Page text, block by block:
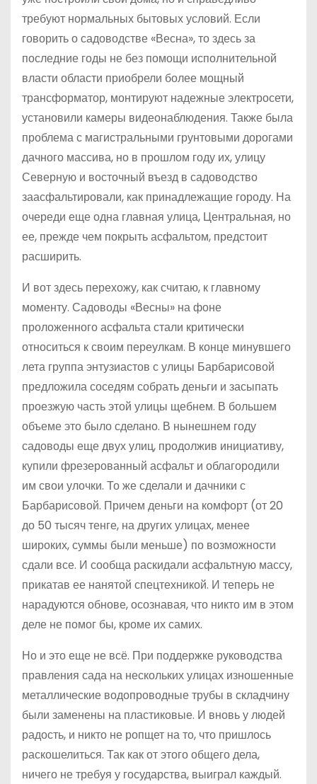
требуют нормальных бытовых условий. Если
говорить о садоводстве «Весна», то здесь за
последние годы не без помощи исполнительной
власти области приобрели более мощный
трансформатор, монтируют надежные электросети,
установили камеры видеонаблюдения. Также была
проблема с магистральными грунтовыми дорогами
дачного массива, но в прошлом году их, улицу
Северную и восточный въезд в садоводство
заасфальтировали, как принадлежащие городу. На
очереди еще одна главная улица, Центральная, но
ее, прежде чем покрыть асфальтом, предстоит
расширить.
И вот здесь перехожу, как считаю, к главному
моменту. Садоводы «Весны» на фоне
проложенного асфальта стали критически
относиться к своим переулкам. В конце минувшего
лета группа энтузиастов с улицы Барбарисовой
предложила соседям собрать деньги и засыпать
проезжую часть этой улицы щебнем. В большем
объеме это было сделано. В нынешнем году
садоводы еще двух улиц, продолжив инициативу,
купили фрезерованный асфальт и облагородили
им свои улочки. То же сделали и дачники с
Барбарисовой. Причем деньги на комфорт (от 20
до 50 тысяч тенге, на других улицах, менее
широких, суммы были меньше) по возможности
сдали все. И сообща раскидали асфальтную массу,
прикатав ее нанятой спецтехникой. И теперь не
нарадуются обнове, осознавая, что никто им в этом
деле не помог бы, кроме их самих.
Но и это еще не всё. При поддержке руководства
правления сада на нескольких улицах изношенные
металлические водопроводные трубы в складчину
были заменены на пластиковые. И вновь у людей
радость, и никто не ропщет на то, что пришлось
раскошелиться. Так как от этого общего дела,
ничего не требуя у государства, выиграл каждый.